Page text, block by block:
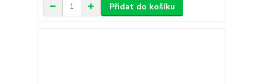
Přidat do košíku